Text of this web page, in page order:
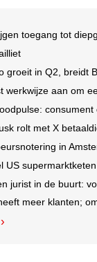
toegang tot
groeit in Q2, breidt
werkwijze aan om
rolt met X
in
US
jurist in de buurt:
meer klanten;